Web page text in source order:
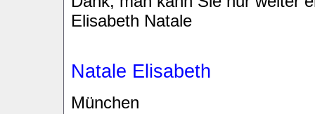
Elisabeth Natale
Natale Elisabeth
München